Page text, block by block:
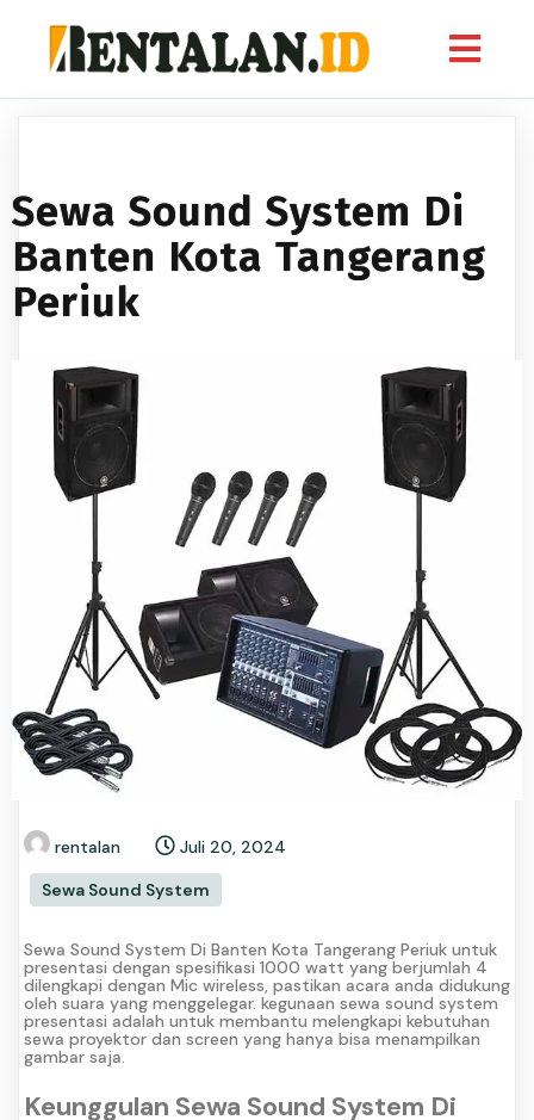
Sewa Sound System Di
Banten Kota Tangerang
Periuk
rentalan
Juli 20, 2024
Sewa Sound System
Sewa Sound System Di Banten Kota Tangerang Periuk untuk
presentasi dengan spesifikasi 1000 watt yang berjumlah 4
dilengkapi dengan Mic wireless, pastikan acara anda didukung
oleh suara yang menggelegar. kegunaan sewa sound system
presentasi adalah untuk membantu melengkapi kebutuhan
sewa proyektor dan screen yang hanya bisa menampilkan
gambar saja.
Keunggulan Sewa Sound System Di